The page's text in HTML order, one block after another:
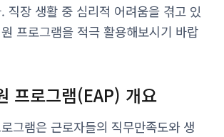
직장 생활 중 심리적 어려움을 겪고 있
프로그램을 적극 활용해보시기 바랍
프로그램(EAP) 개요
그램은 근로자들의 직무만족도와 생